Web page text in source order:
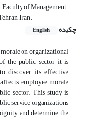
of Management
Iran.
چکیده
English
on organizational
the public sector, it is
discover its effective
employee morale
sector. This study is
service organizations
and determine the